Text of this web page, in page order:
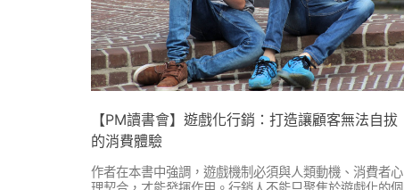
【PM讀書會】遊戲化行銷：打造讓顧客無法自拔
的消費體驗
作者在本書中強調，遊戲機制必須與人類動機、消費者心